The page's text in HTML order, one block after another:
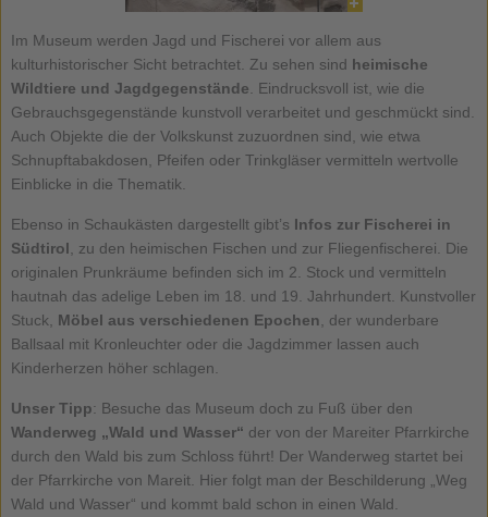
Im Museum werden Jagd und Fischerei vor allem aus
kulturhistorischer Sicht betrachtet. Zu sehen sind heimische
Wildtiere und Jagdgegenstände . Eindrucksvoll ist, wie die
Gebrauchsgegenstände kunstvoll verarbeitet und geschmückt sind.
Auch Objekte die der Volkskunst zuzuordnen sind, wie etwa
Schnupftabakdosen, Pfeifen oder Trinkgläser vermitteln wertvolle
Einblicke in die Thematik.
Ebenso in Schaukästen dargestellt gibt’s Infos zur Fischerei in
Südtirol , zu den heimischen Fischen und zur Fliegenfischerei. Die
originalen Prunkräume befinden sich im 2. Stock und vermitteln
hautnah das adelige Leben im 18. und 19. Jahrhundert. Kunstvoller
Stuck, Möbel aus verschiedenen Epochen , der wunderbare
Ballsaal mit Kronleuchter oder die Jagdzimmer lassen auch
Kinderherzen höher schlagen.
Unser Tipp: Besuche das Museum doch zu Fuß über den
Wanderweg „Wald und Wasser“ der von der Mareiter Pfarrkirche
durch den Wald bis zum Schloss führt! Der Wanderweg startet bei
der Pfarrkirche von Mareit. Hier folgt man der Beschilderung „Weg
Wald und Wasser“ und kommt bald schon in einen Wald.